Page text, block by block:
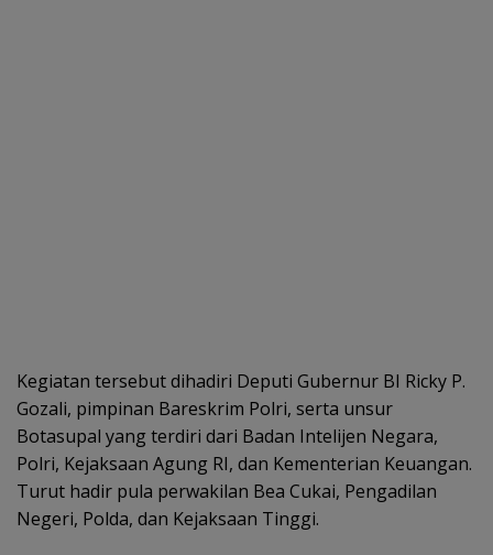
Kegiatan tersebut dihadiri Deputi Gubernur BI Ricky P.
Gozali, pimpinan Bareskrim Polri, serta unsur
Botasupal yang terdiri dari Badan Intelijen Negara,
Polri, Kejaksaan Agung RI, dan Kementerian Keuangan.
Turut hadir pula perwakilan Bea Cukai, Pengadilan
Negeri, Polda, dan Kejaksaan Tinggi.